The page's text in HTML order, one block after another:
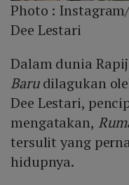
Photo :
Dee Lestari
Dalam dunia
Barudilagukan
Dee Lestari,
mengatakan,
tersulit yang
hidupnya.